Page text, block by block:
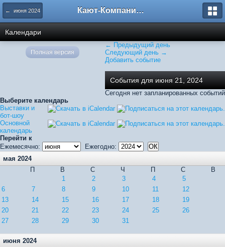
← июня 2024 Кают-Компания "Катера и Яхты"
Календари
← Предыдущий день
Следующий день →
Добавить событие
События для июня 21, 2024
Сегодня нет запланированных событий
Выберите календарь
Выставки и
бот-шоу
Основной
календарь
Перейти к
Ежемесячно:
Ежегодно:
мая 2024
П
В С Ч П С
В
1
2 3 4
5
6
7 8 9 10 11
12
13
14 15 16 17 18
19
20
21 22 23 24 25
26
27
28 29 30 31
июня 2024
Полная версия